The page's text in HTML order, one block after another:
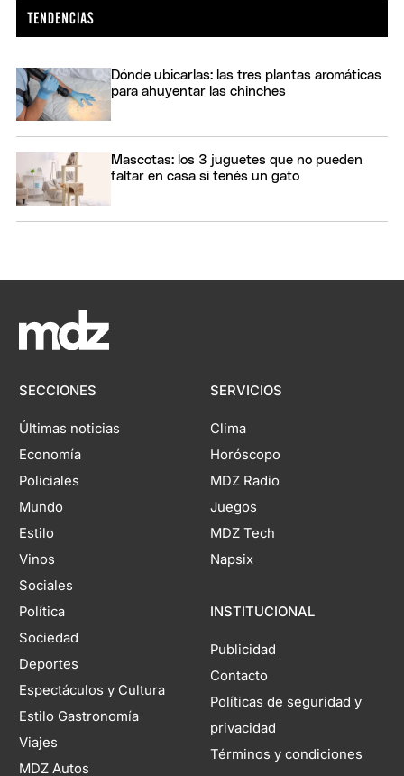
Dónde ubicarlas: las tres plantas aromáticas
para ahuyentar las chinches
Mascotas: los 3 juguetes que no pueden
faltar en casa si tenés un gato
SECCIONES
Últimas noticias
Economía
Policiales
Mundo
Estilo
Vinos
Sociales
Política
Sociedad
Deportes
Espectáculos y Cultura
Estilo Gastronomía
Viajes
MDZ Autos
SERVICIOS
Clima
Horóscopo
MDZ Radio
Juegos
MDZ Tech
Napsix
INSTITUCIONAL
Publicidad
Contacto
Políticas de seguridad y
privacidad
Términos y condiciones